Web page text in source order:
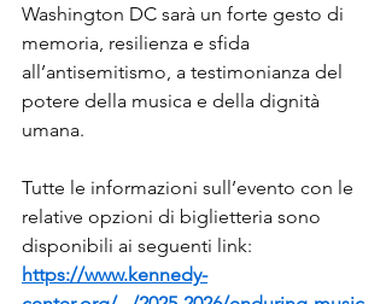
Washington DC sarà un forte gesto di
memoria, resilienza e sfida
all’antisemitismo, a testimonianza del
potere della musica e della dignità
umana.
Tutte le informazioni sull’evento con le
relative opzioni di biglietteria sono
disponibili ai seguenti link:
https://www.kennedy-